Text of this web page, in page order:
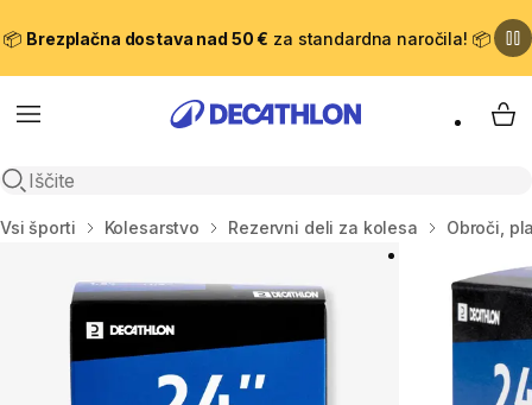
📦 Brezplačna dostava nad 50 € za standardna naročila! 📦
Meni
Odpri iskanje
Domov
Vsi športi Kolesarstvo Rezervni deli za kolesa Obroči,